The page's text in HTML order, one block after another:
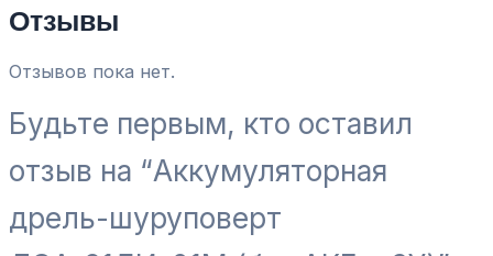
Отзывы
Отзывов пока нет.
Будьте первым, кто оставил
отзыв на “Аккумуляторная
дрель-шуруповерт